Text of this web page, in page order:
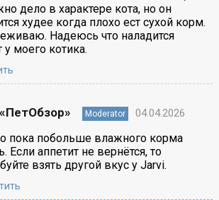
дело в характере кота, но он
худее когда плохо ест сухой корм.
Надеюсь что наладится
у моего котика.
Moderator 04.04.2026
пока побольше влажного корма
Если аппетит не вернётся, то
взять другой вкус у Jarvi.